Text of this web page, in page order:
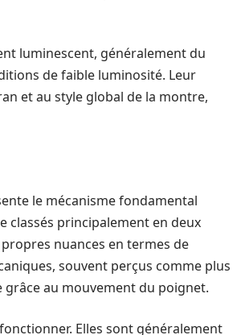
luminescent, généralement du
de faible luminosité. Leur
et au style global de la montre,
le mécanisme fondamental
classés principalement en deux
nuances en termes de
souvent perçus comme plus
au mouvement du poignet.
Elles sont généralement